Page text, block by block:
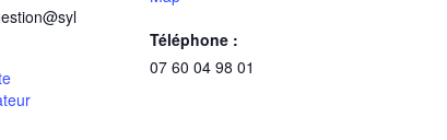
Téléphone :
07 60 04 98 01